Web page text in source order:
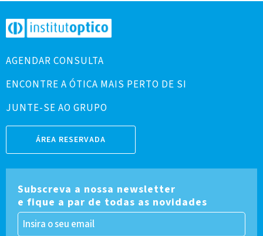
AGENDAR CONSULTA
ENCONTRE A ÓTICA MAIS PERTO DE SI
JUNTE-SE AO GRUPO
ÁREA RESERVADA
Subscreva a nossa newsletter
e fique a par de todas as novidades